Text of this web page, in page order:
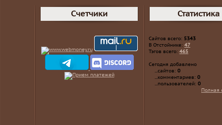
Счетчики Статистика
Сайтов всего: 5343
В Отстойнике: 47
Тэгов всего: 465
Сегодня добавлено
...сайтов: 0
...комментариев: 0
...пользователей: 0
Полная